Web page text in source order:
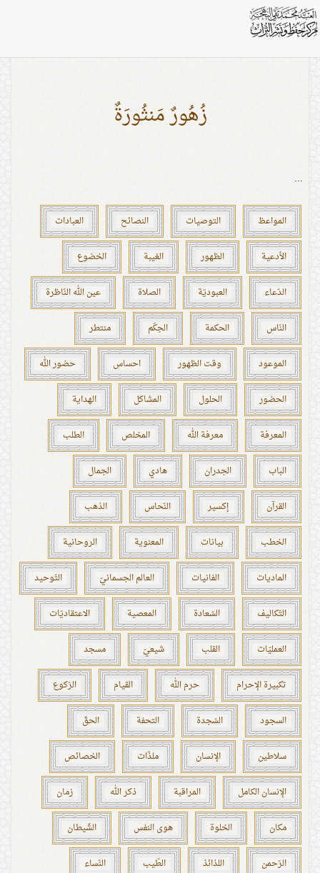
بطاقات: دمعة
زُهُورٌ مَنثُورَةٌ
...
المواعظ التوصيات النصائح العبادات
الأدعية الظهور الغيبة الخضوع
الدّعاء العبوديّة الصلاة عين الله النّاظرة
النّاس الحكمة الحِكَم منتطر
الموعود وقت الظهور احساس حضور الله
الحضور الحلول المشاكل الهداية
المعرفة معرفة الله المخلص الطلب
الباب الجدران هادي الجمال
القرآن إكسير النّحاس الذهب
الخطب بيانات المعنوية الروحانية
الماديات الفانيات العالم الجسمانيّ التّوحيد
التّكاليف السّعادة المعصية الاعتقاديّات
العمليّات القلب شيعيّ مسجد
تكبيرة الإحرام حرم الله القيام الرّكوع
السجود السّجدة التحفة الحقّ
سلاطين الإنسان ملذّات الخصائص
الإنسان الكامل المراقبة ذكر الله زمان
مكان الخلوة هوى النفس الشّيطان
الرّحمن اللذائذ الطّيب النّساء